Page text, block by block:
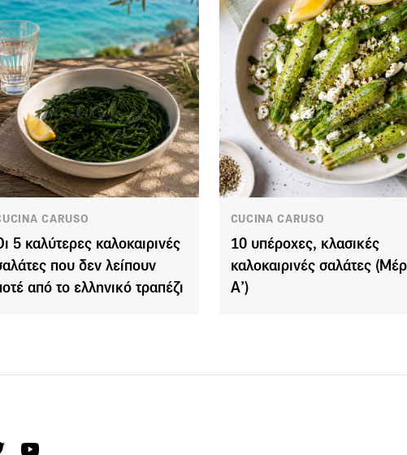
CARUSO
5 καλύτερες καλοκαιρινές
που δεν λείπουν
από το ελληνικό τραπέζι
CUCINA CARUSO
10 υπέροχες, κλασικές
καλοκαιρινές σαλάτες
Α’)